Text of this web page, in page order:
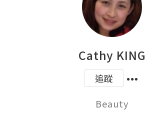
Cathy KING
追蹤
Beauty